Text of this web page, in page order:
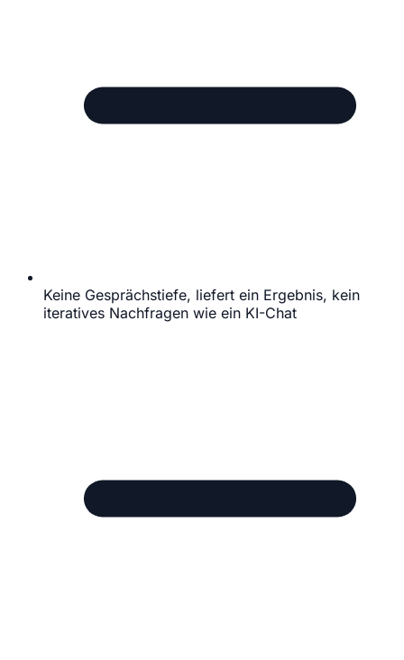
Keine Gesprächstiefe, liefert ein Ergebnis, kein
iteratives Nachfragen wie ein KI-Chat